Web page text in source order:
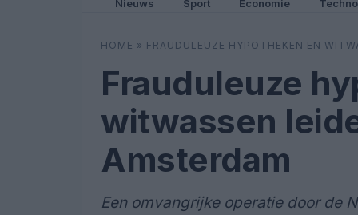
Nieuws Sport Economie
HOME » FRAUDULEUZE HYPOTHEKEN EN
Frauduleuze
witwassen
Amsterdam
Een omvangrijke operatie door de